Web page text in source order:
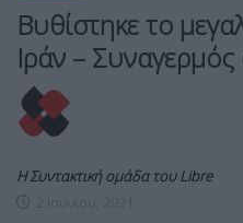
Βυθίστηκε το
Ιράν –
Η Συντακτική ομάδα του Libre